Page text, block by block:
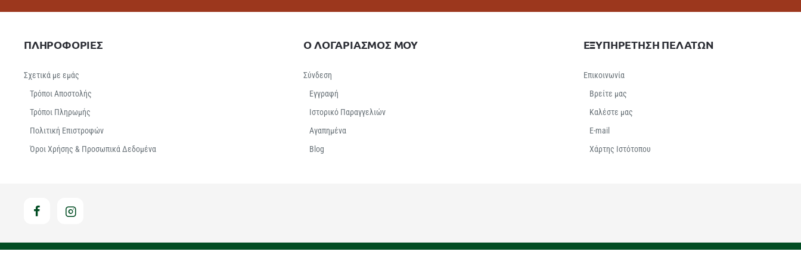
ΠΛΗΡΟΦΟΡΙΕΣ
Σχετικά με εμάς
Τρόποι Αποστολής
Τρόποι Πληρωμής
Πολιτική Επιστροφών
Όροι Χρήσης & Προσωπικά Δεδομένα
Ο ΛΟΓΑΡΙΑΣΜΟΣ ΜΟΥ
Σύνδεση
Εγγραφή
Ιστορικό Παραγγελιών
Αγαπημένα
Βlog
ΕΞΥΠΗΡΕΤΗΣΗ ΠΕΛΑΤΩΝ
Επικοινωνία
Βρείτε μας
Καλέστε μας
E-mail
Χάρτης Ιστότοπου